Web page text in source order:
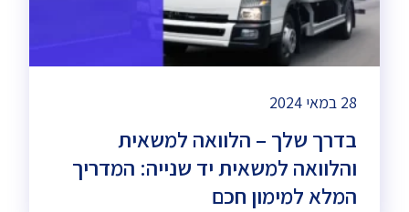
בדרך שלך – הלוואה למשאית
והלוואה למשאית יד שנייה: המדריך
המלא למימון חכם
28 במאי 2024